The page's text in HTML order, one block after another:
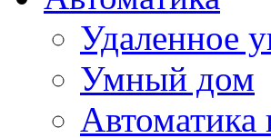
Удаленное
Умный дом
Автоматика